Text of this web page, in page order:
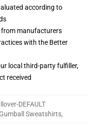
according to
from manufacturers
with the Better
local third-party fulfiller,
received
DEFAULT
Sweatshirts,